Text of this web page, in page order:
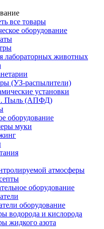
все товары
оборудование
лабораторных животных
(УЗ-распылители)
установки
Пыль (АПФД)
оборудование
муки
атмосферы
оборудование
оборудование
водорода и кислорода
жидкого азота